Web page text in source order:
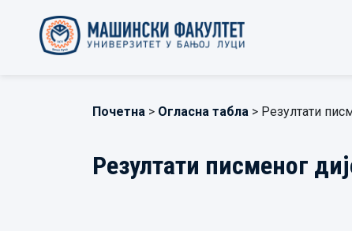
Почетна > Огласна табла > Резултати
Резултати писменог